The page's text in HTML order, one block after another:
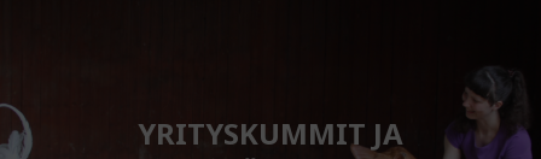
YRITYSKUMMIT JA